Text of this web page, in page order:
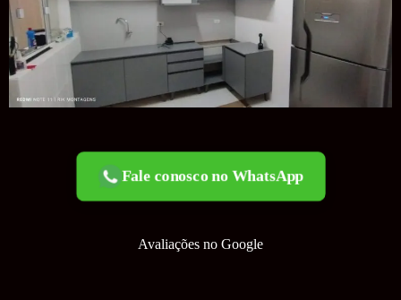
Fale conosco no WhatsApp
Avaliações no Google